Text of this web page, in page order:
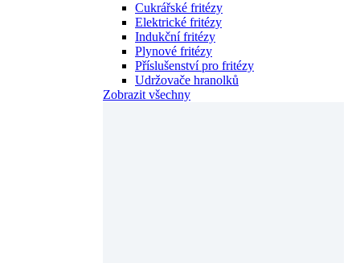
Cukrářské fritézy
Elektrické fritézy
Indukční fritézy
Plynové fritézy
Příslušenství pro fritézy
Udržovače hranolků
Zobrazit všechny